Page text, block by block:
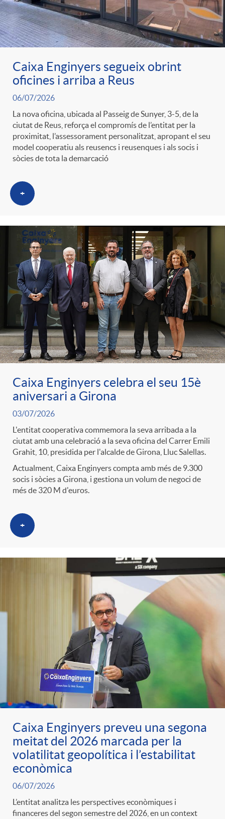
g
o
r
i
a
s
Caixa Enginyers segueix obrint
oficines i arriba a Reus
06/07/2026
La nova oficina, ubicada al Passeig de Sunyer, 3-5, de la
ciutat de Reus, reforça el compromís de l’entitat per la
proximitat, l’assessorament personalitzat, apropant el seu
model cooperatiu als reusencs i reusenques i als socis i
sòcies de tota la demarcació
+
Caixa Enginyers celebra el seu 15è
aniversari a Girona
03/07/2026
L'entitat cooperativa commemora la seva arribada a la
ciutat amb una celebració a la seva oficina del Carrer Emili
Grahit, 10, presidida per l'alcalde de Girona, Lluc Salellas.
Actualment, Caixa Enginyers compta amb més de 9.300
socis i sòcies a Girona, i gestiona un volum de negoci de
més de 320 M d'euros.
+
Caixa Enginyers preveu una segona
meitat del 2026 marcada per la
volatilitat geopolítica i l’estabilitat
econòmica
06/07/2026
L’entitat analitza les perspectives econòmiques i
financeres del segon semestre del 2026, en un context